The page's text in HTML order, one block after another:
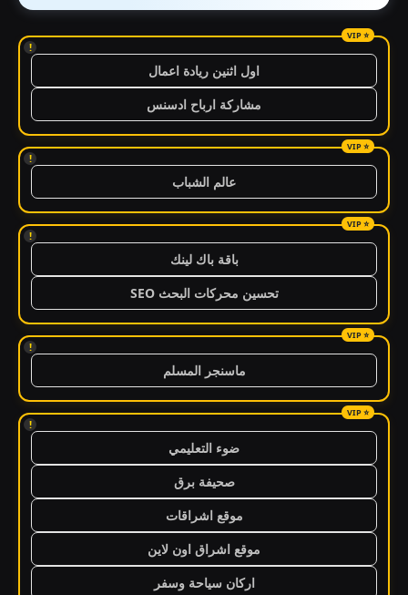
!
اول اثنين ريادة اعمال
مشاركة ارباح ادسنس
!
عالم الشباب
!
باقة باك لينك
تحسين محركات البحث SEO
!
ماسنجر المسلم
!
ضوء التعليمي
صحيفة برق
موقع اشراقات
موقع اشراق اون لاين
اركان سياحة وسفر